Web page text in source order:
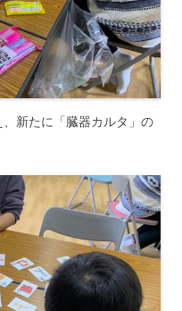
新たに「臓器カルタ」の